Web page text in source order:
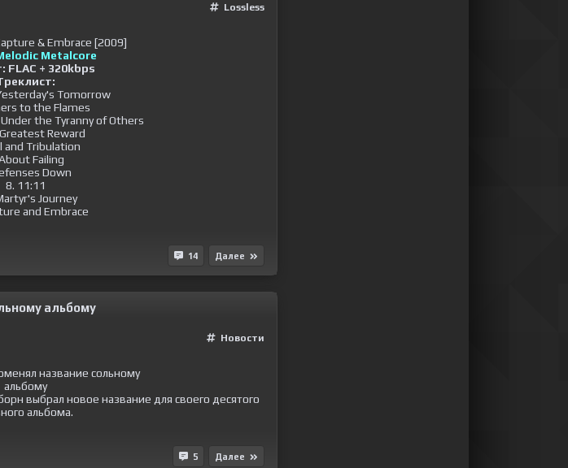
Lossless
Metalcore
FLAC + 320kbps
Tomorrow
to the Flames
the Tyranny of Others
Reward
and Tribulation
Failing
Down
8. 11:11
Journey
and Embrace
14 Далее
альбому
Новости
выбрал новое название для своего десятого
альбома.
5 Далее